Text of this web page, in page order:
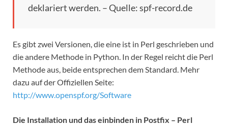
deklariert werden. – Quelle: spf-record.de
Es gibt zwei Versionen, die eine ist in Perl geschrieben und
die andere Methode in Python. In der Regel reicht die Perl
Methode aus, beide entsprechen dem Standard. Mehr
dazu auf der Offiziellen Seite:
http://www.openspf.org/Software
Die Installation und das einbinden in Postfix – Perl